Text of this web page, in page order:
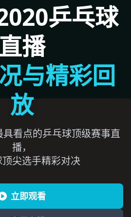
乒乓球
直播
与精彩回
放
看点的乒乓球顶级赛事直
播，
尖选手精彩对决
立即观看